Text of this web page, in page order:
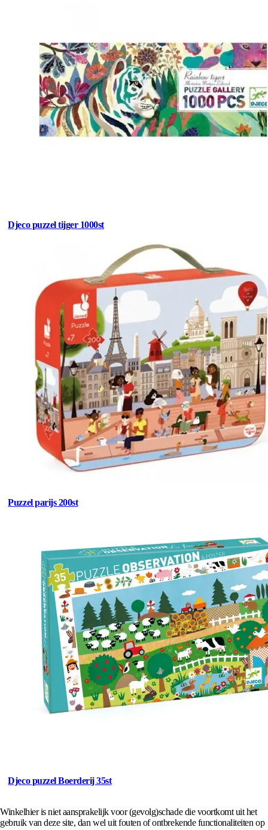
Djeco puzzel tijger 1000st
Puzzel parijs 200st
Djeco puzzel Boerderij 35st
Winkelhier is niet aansprakelijk voor (gevolg)schade die voortkomt uit het
gebruik van deze site, dan wel uit fouten of ontbrekende functionaliteiten op